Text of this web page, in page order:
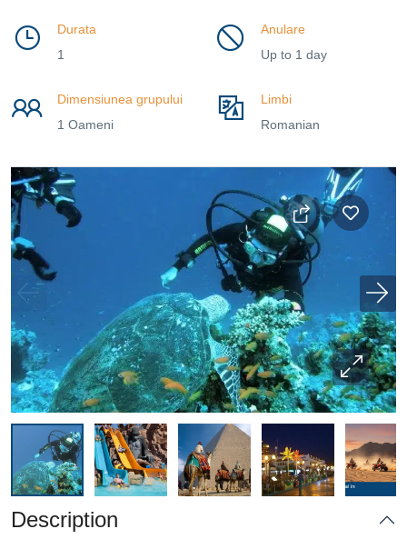
Durata
1
Anulare
Up to 1 day
Dimensiunea grupului
1 Oameni
Limbi
Romanian
Description